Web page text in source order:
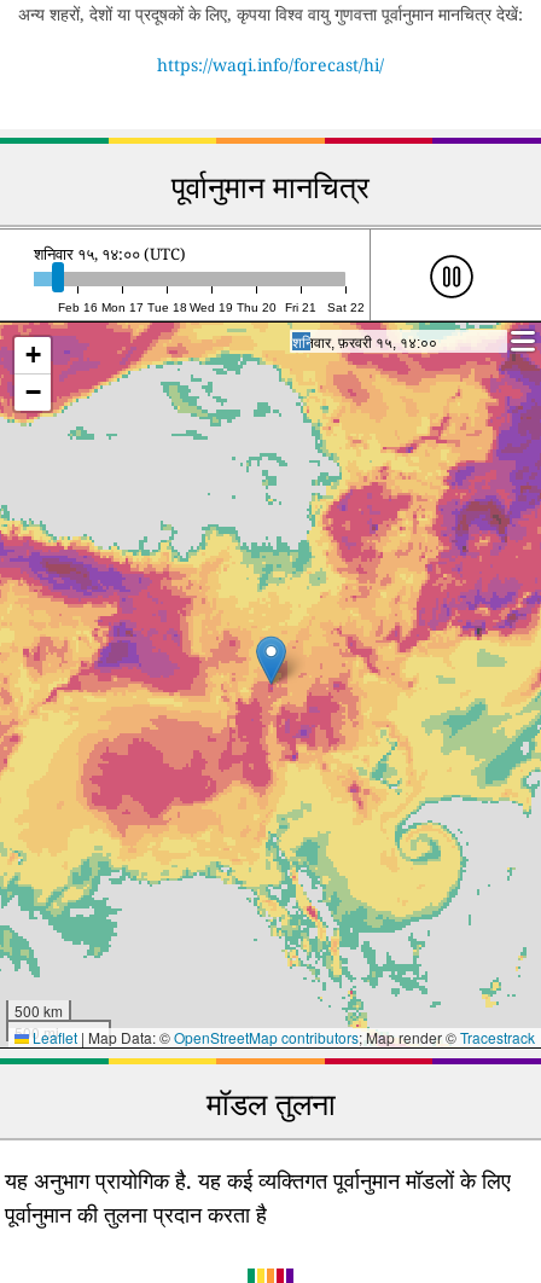
अन्य शहरों, देशों या प्रदूषकों के लिए, कृपया विश्व वायु गुणवत्ता पूर्वानुमान मानचित्र देखें:
https://waqi.info/forecast/hi/
पूर्वानुमान मानचित्र
Feb 16 Mon 17 Tue 18 Wed 19 Thu 20 Fri 21 Sat 22
शनिवार १५, १४:०० (UTC)
शनिवार, फ़रवरी १५, १४:००
शनिवार, फ़रवरी १५, १४:००
+
−
500 km
500 mi
Leaflet | Map Data: ©OpenStreetMap contributors; Map render ©Tracestrack
मॉडल तुलना
यह अनुभाग प्रायोगिक है. यह कई व्यक्तिगत पूर्वानुमान मॉडलों के लिए
पूर्वानुमान की तुलना प्रदान करता है